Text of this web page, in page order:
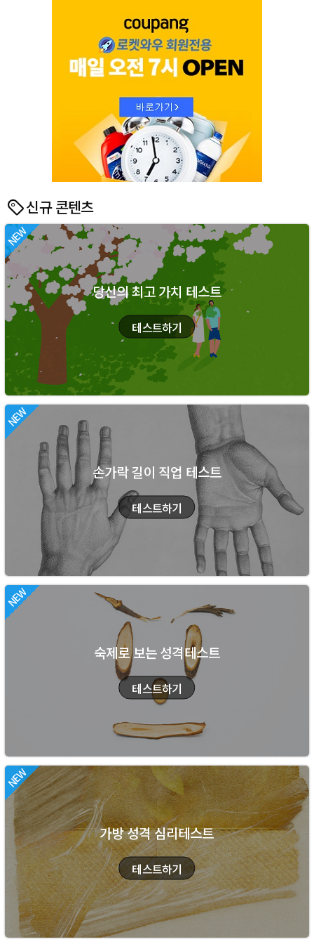
신규 콘텐츠
당신의 최고 가치 테스트
손가락 길이 직업 테스트
숙제로 보는 성격테스트
가방 성격 심리테스트